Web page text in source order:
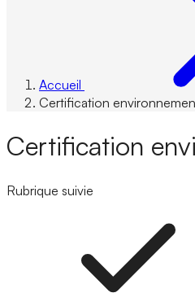
Accueil
Certification
Certification
Rubrique suivie